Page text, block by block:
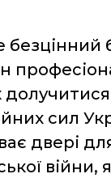
сил
двері
війни,